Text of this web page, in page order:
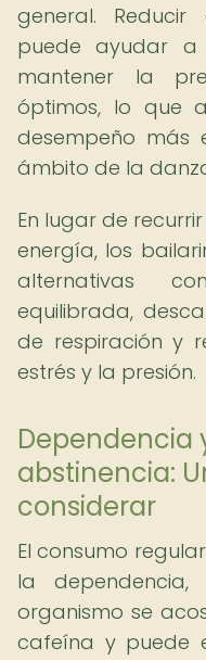
general.
puede ayudar
mantener la
óptimos, lo que
desempeño más
ámbito de la
En lugar de
energía, los
alternativas
equilibrada,
de respiración y
estrés y la presión.
Dependencia
abstinencia:
considerar
El consumo
la
organismo se
cafeína y puede